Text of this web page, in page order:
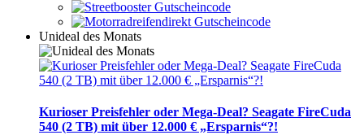
Unideal des Monats
Kurioser Preisfehler oder Mega-Deal? Seagate FireCuda
540 (2 TB) mit über 12.000 € „Ersparnis“?!